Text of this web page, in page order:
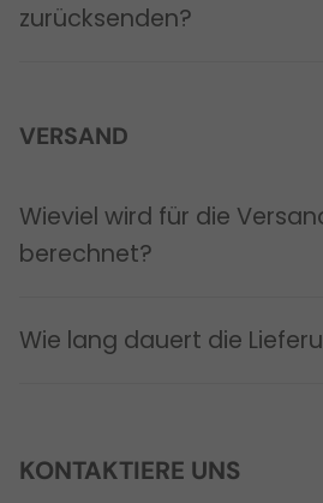
zurücksenden?
VERSAND
Wieviel wird für die
berechnet?
Wie lang dauert die
KONTAKTIERE UNS